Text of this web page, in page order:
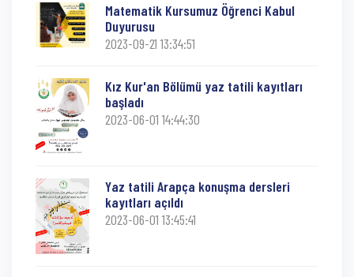
Matematik Kursumuz Öğrenci Kabul
Duyurusu
2023-09-21 13:34:51
Kız Kur'an Bölümü yaz tatili kayıtları
başladı
2023-06-01 14:44:30
Yaz tatili Arapça konuşma dersleri
kayıtları açıldı
2023-06-01 13:45:41